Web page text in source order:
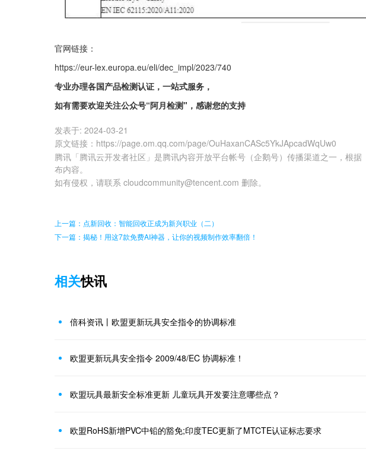
官网链接：
https://eur-lex.europa.eu/eli/dec_impl/2023/740
专业办理各国产品检测认证，一站式服务，
如有需要欢迎关注公众号“阿月检测"，感谢您的支持
发表于: 2024-03-21
原文链接 ： https://page.om.qq.com/page/OuHaxanCASc5YkJApcadWqUw0
腾讯「腾讯云开发者社区」是腾讯内容开放平台帐号（企鹅号）传播渠道之一，根据
布内容。
如有侵权，请联系 cloudcommunity@tencent.com 删除。
上一篇：点新回收：智能回收正成为新兴职业（二）
下一篇：揭秘！用这7款免费AI神器，让你的视频制作效率翻倍！
相关快讯
倍科资讯丨欧盟更新玩具安全指令的协调标准
欧盟更新玩具安全指令 2009/48/EC 协调标准！
欧盟玩具最新安全标准更新 儿童玩具开发要注意哪些点？
欧盟RoHS新增PVC中铅的豁免;印度TEC更新了MTCTE认证标志要求